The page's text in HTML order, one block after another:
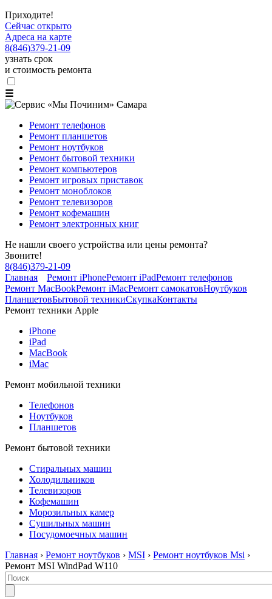
Приходите!
Сейчас открыто
Адреса на карте
8(846)379-21-09
узнать срок
и стоимость ремонта
☰
Ремонт телефонов
Ремонт планшетов
Ремонт ноутбуков
Ремонт бытовой техники
Ремонт компьютеров
Ремонт игровых приставок
Ремонт моноблоков
Ремонт телевизоров
Ремонт кофемашин
Ремонт электронных книг
Не нашли своего устройства или цены ремонта?
Звоните!
8(846)379-21-09
Главная
Ремонт iPhoneРемонт iPadРемонт телефонов
Ремонт MacBookРемонт iMacРемонт самокатовНоутбуков
ПланшетовБытовой техникиСкупкаКонтакты
Ремонт техники Apple
iPhone
iPad
MacBook
iMac
Ремонт мобильной техники
Телефонов
Ноутбуков
Планшетов
Ремонт бытовой техники
Стиральных машин
Холодильников
Телевизоров
Кофемашин
Морозильных камер
Сушильных машин
Посудомоечных машин
Главная › Ремонт ноутбуков › MSI › Ремонт ноутбуков Msi ›
Ремонт MSI WindPad W110